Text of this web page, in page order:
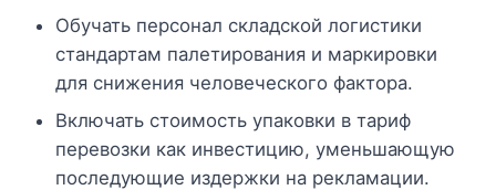
Обучать персонал складской логистики
стандартам палетирования и маркировки
для снижения человеческого фактора.
Включать стоимость упаковки в тариф
перевозки как инвестицию, уменьшающую
последующие издержки на рекламации.